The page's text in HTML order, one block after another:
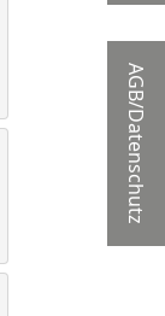
AGB/Datenschutz